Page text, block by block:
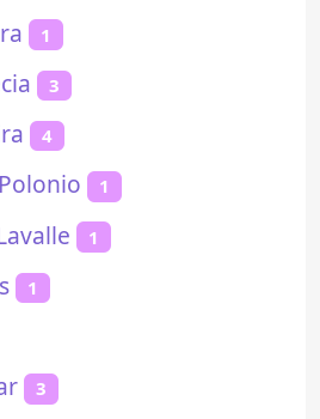
1
3
4
1
1
1
3